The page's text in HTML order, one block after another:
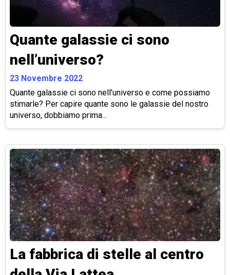
Quante galassie ci sono
nell’universo?
23 Novembre 2022
Quante galassie ci sono nell’universo e come possiamo
stimarle? Per capire quante sono le galassie del nostro
universo, dobbiamo prima...
La fabbrica di stelle al centro